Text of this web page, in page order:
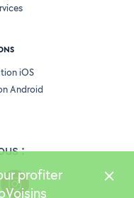
:
iOS
Android
profiter